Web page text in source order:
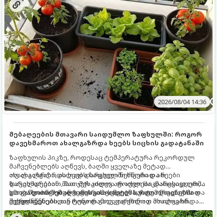
2026/08/04 14:36
მებაღეების მთავარი საიდუმლო ზაფხულში: როგორ
დავეხმაროთ ახალგაზრდა ხეებს სიცხის გადატანაში
ზაფხულის პიკზე, როდესაც ტემპერატურა რეკორდულ
მაჩვენებლებს აღწევს, ბაღში ყველაზე მეტად
ახალგაზრდა, ახლად დარგული ნერგები და ხეები
ზარალდებიან. მათ ჯერ კიდევ არ აქვთ საკმარისად ღრმა
და განვითარებული ფესვთა სისტემა, რათა ნიადაგის
ქვედა ფენებიდან ტენი დამოუკიდებლად მოიპოვონ.
თუ ახალგაზრდა ხეებს ზაფხულში სწორად არ
დავეხმარებით, მათ შესაძლოა ფოთლები დასცვივდეთ,
ხმობა დაიწყონ ან ზამთრის ყინვებს სუსტი ორგანიზმით
შეხვდნენ.
გთავაზობთ მებაღეების გამოცდილ საიდუმლოებებსა და
ოქროს წესებს, თუ როგორ გადავარჩინოთ ახალგაზრდა
ხეები ზაფხულის სიცხეში: